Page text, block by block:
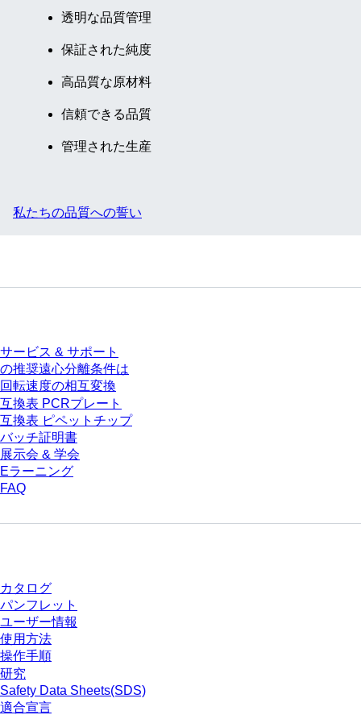
透明な品質管理
保証された純度
高品質な原材料
信頼できる品質
管理された生産
私たちの品質への誓い
サービス & サポート
の推奨遠心分離条件は
回転速度の相互変換
互換表 PCRプレート
互換表 ピペットチップ
バッチ証明書
展示会 & 学会
Eラーニング
FAQ
カタログ
パンフレット
ユーザー情報
使用方法
操作手順
研究
Safety Data Sheets(SDS)
適合宣言